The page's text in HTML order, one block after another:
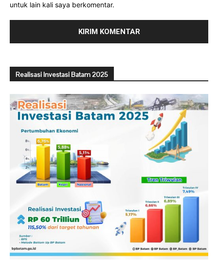
untuk lain kali saya berkomentar.
Realisasi Investasi Batam 2025